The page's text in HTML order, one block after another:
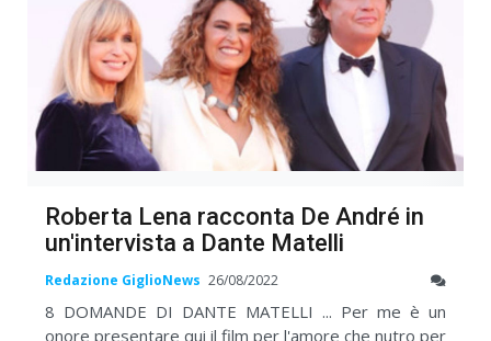
Roberta Lena racconta De André in
un'intervista a Dante Matelli
Redazione GiglioNews 26/08/2022
8 DOMANDE DI DANTE MATELLI ... Per me è un
onore presentare qui il film per l'amore che nutro per